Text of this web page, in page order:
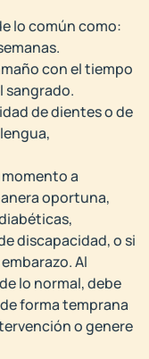
lo común como:
con el tiempo
sangrado.
de dientes o de
a
oportuna,
discapacidad, o si
Al
lo normal, debe
forma temprana
o genere